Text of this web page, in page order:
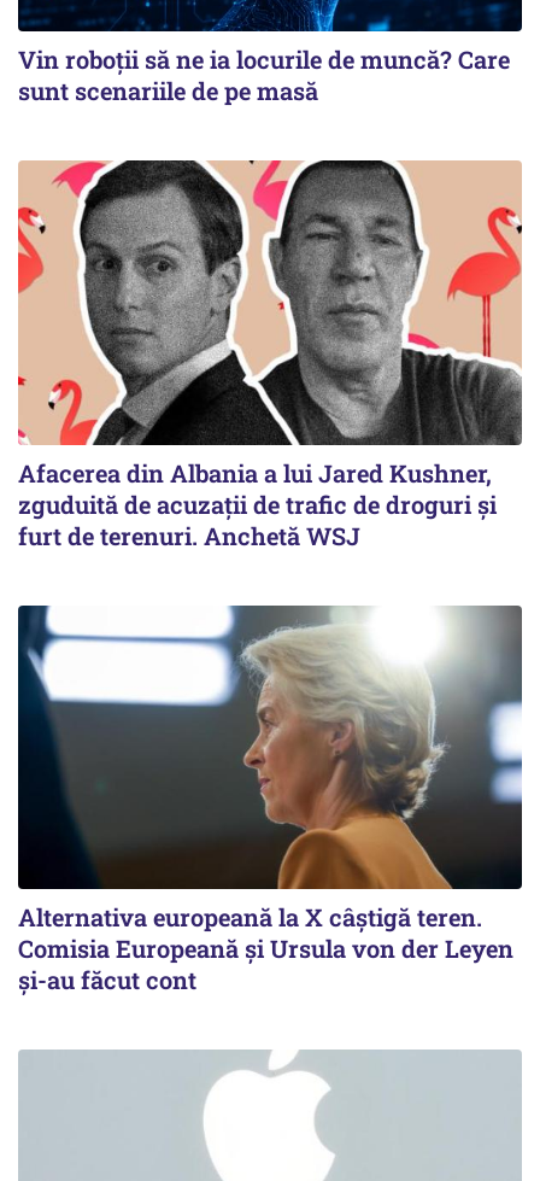
Vin roboţii să ne ia locurile de muncă? Care
sunt scenariile de pe masă
Afacerea din Albania a lui Jared Kushner,
zguduită de acuzații de trafic de droguri și
furt de terenuri. Anchetă WSJ
Alternativa europeană la X câștigă teren.
Comisia Europeană și Ursula von der Leyen
și-au făcut cont